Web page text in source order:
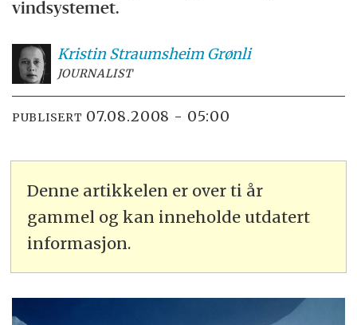
vindsystemet.
Kristin Straumsheim Grønli
JOURNALIST
PUBLISERT 07.08.2008 - 05:00
Denne artikkelen er over ti år
gammel og kan inneholde utdatert
informasjon.